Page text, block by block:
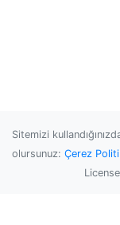
Sitemizi
olursunuz: Çerez